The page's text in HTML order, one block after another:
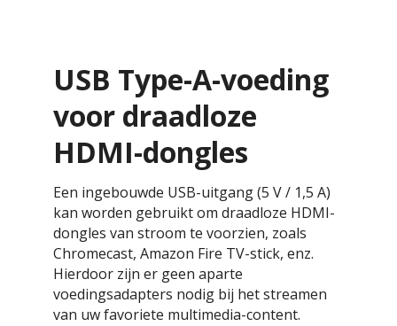
USB Type-A-voeding
voor draadloze
HDMI-dongles
Een ingebouwde USB-uitgang (5 V / 1,5 A)
kan worden gebruikt om draadloze HDMI-
dongles van stroom te voorzien, zoals
Chromecast, Amazon Fire TV-stick, enz.
Hierdoor zijn er geen aparte
voedingsadapters nodig bij het streamen
van uw favoriete multimedia-content.